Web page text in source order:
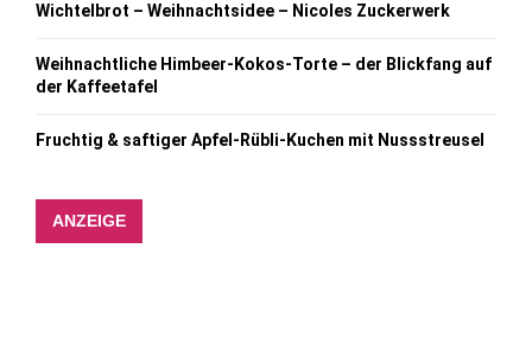
Wichtelbrot – Weihnachtsidee – Nicoles Zuckerwerk
Weihnachtliche Himbeer-Kokos-Torte – der Blickfang auf
der Kaffeetafel
Fruchtig & saftiger Apfel-Rübli-Kuchen mit Nussstreusel
ANZEIGE